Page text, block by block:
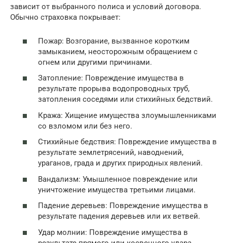
зависит от выбранного полиса и условий договора.
Обычно страховка покрывает:
Пожар: Возгорание, вызванное коротким
замыканием, неосторожным обращением с
огнем или другими причинами.
Затопление: Повреждение имущества в
результате прорыва водопроводных труб,
затопления соседями или стихийных бедствий.
Кража: Хищение имущества злоумышленниками
со взломом или без него.
Стихийные бедствия: Повреждение имущества в
результате землетрясений, наводнений,
ураганов, града и других природных явлений.
Вандализм: Умышленное повреждение или
уничтожение имущества третьими лицами.
Падение деревьев: Повреждение имущества в
результате падения деревьев или их ветвей.
Удар молнии: Повреждение имущества в